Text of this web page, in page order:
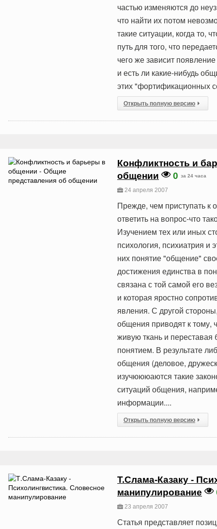
частью изменяются до
что найти их потом
такие ситуации, когда то,
путь для того, что
чего же зависит
и есть ли какие-нибудь
этих "фортификационных
Открыть полную версию
Конфликтность и
общении
0 за 24 часа
24 апреля 2007
Прежде, чем приступать
ответить на вопрос-что
Изучением тех или иных
психология, психиатрия и
них понятие "общение"
достижения единства в
связана с той самой его
и которая яростно
явления. С другой
общения приводят к тому,
живую ткань и
понятием. В результате
общения (деловое,
изучюююаются такие
ситуаций общения,
информации....
Открыть полную версию
Т.Слама-Казаку -
манипулирование
23 апреля 2007
Статья представляет